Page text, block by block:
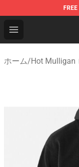
FREE
Open menu
Hot Mulligan
ホーム/Hot Mulligan